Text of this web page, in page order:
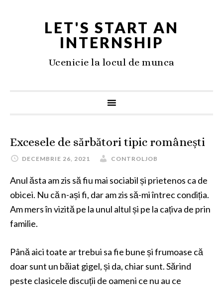
LET'S START AN
INTERNSHIP
Ucenicie la locul de munca
Excesele de sărbători tipic românești
DECEMBRIE 26, 2021 CONTROLJOB
Anul ăsta am zis să fiu mai sociabil și prietenos ca de
obicei. Nu că n-ași fi, dar am zis să-mi întrec condiția.
Am mers în vizită pe la unul altul și pe la cațiva de prin
familie.
Până aici toate ar trebui sa fie bune și frumoase că
doar sunt un băiat gigel, și da, chiar sunt. Sărind
peste clasicele discuții de oameni ce nu au ce